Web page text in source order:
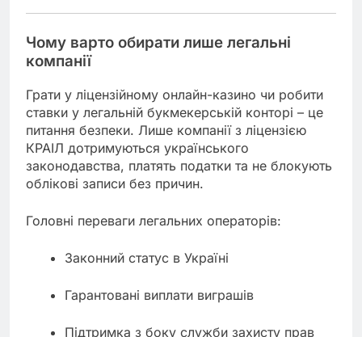
Чому варто обирати лише легальні
компанії
Грати у ліцензійному онлайн-казино чи робити
ставки у легальній букмекерській конторі – це
питання безпеки. Лише компанії з ліцензією
КРАІЛ дотримуються українського
законодавства, платять податки та не блокують
облікові записи без причин.
Головні переваги легальних операторів:
Законний статус в Україні
Гарантовані виплати виграшів
Підтримка з боку служби захисту прав